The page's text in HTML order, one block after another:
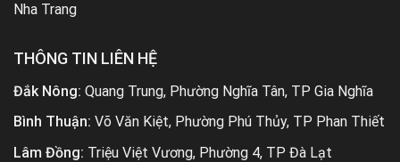
Nha Trang
THÔNG TIN LIÊN HỆ
Đắk Nông: Quang Trung, Phường Nghĩa Tân, TP Gia Nghĩa
Bình Thuận: Võ Văn Kiệt, Phường Phú Thủy, TP Phan Thiết
Lâm Đồng: Triệu Việt Vương, Phường 4, TP Đà Lạt